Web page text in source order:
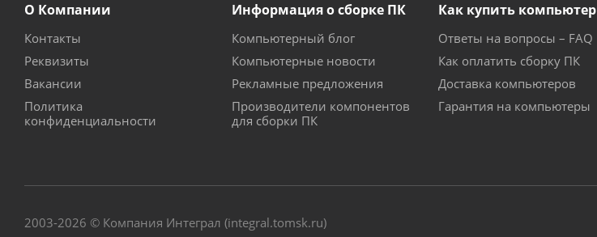
О Компании
Контакты
Реквизиты
Вакансии
Политика
конфиденциальности
Информация о сборке ПК
Компьютерный блог
Компьютерные новости
Рекламные предложения
Производители компонентов
для сборки ПК
Как купить компьютер
Ответы на вопросы – FAQ
Как оплатить сборку ПК
Доставка компьютеров
Гарантия на компьютеры
2003-2026 © Компания Интеграл (integral.tomsk.ru)